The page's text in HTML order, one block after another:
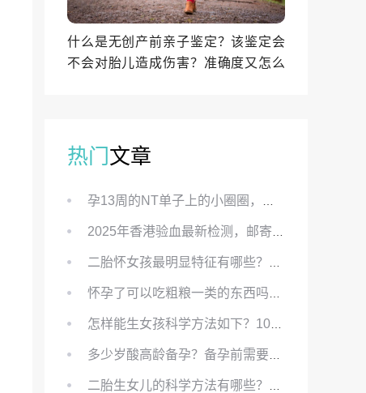
什么是无创产前亲子鉴定？该鉴定会
不会对胎儿造成伤害？准确度又怎么
热门文章